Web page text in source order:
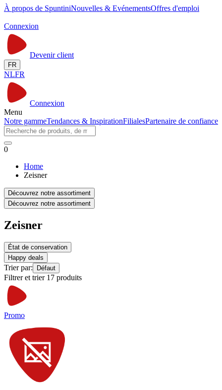
À propos de SpuntiniNouvelles & EvénementsOffres d'emploi
Connexion
Devenir client
FR
NLFR
Connexion
Menu
Notre gammeTendances & InspirationFilialesPartenaire de confiance
0
Home
Zeisner
Découvrez notre assortiment
Découvrez notre assortiment
Zeisner
État de conservation
Happy deals
Trier par: Défaut
Filtrer et trier 17 produits
Promo